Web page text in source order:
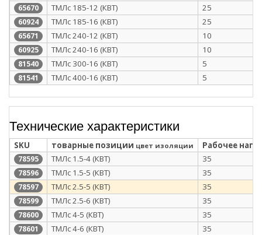
65670 ТМЛс 185-12 (КВТ) 25
60924 ТМЛс 185-16 (КВТ) 25
65671 ТМЛс 240-12 (КВТ) 10
60925 ТМЛс 240-16 (КВТ) 10
81540 ТМЛс 300-16 (КВТ) 5
81541 ТМЛс 400-16 (КВТ) 5
Технические характеристики
SKU товарные позиции цвет изоляции Рабочее
78595 ТМЛс 1.5-4 (КВТ) 35
78596 ТМЛс 1.5-5 (КВТ) 35
78597 ТМЛс 2.5-5 (КВТ) 35
78599 ТМЛс 2.5-6 (КВТ) 35
78600 ТМЛс 4-5 (КВТ) 35
78601 ТМЛс 4-6 (КВТ) 35